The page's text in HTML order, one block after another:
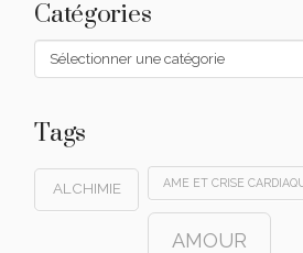
Catégories
Catégories
Tags
ALCHIMIE AME ET CRISE
AMOUR